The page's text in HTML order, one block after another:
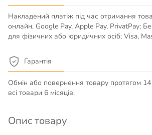
Накладений платіж під час отримання
онлайн, Google Pay, Apple Pay, PrivatPay;
для фізичних або юридичних осіб; Visa,
Гарантія
Обмін або повернення товару протягом 14
всі товари 6 місяців.
Опис товару